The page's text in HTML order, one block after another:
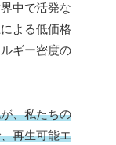
中で活発な
よる低価格
ギー密度の
、私たちの
再生可能エ